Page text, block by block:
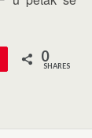
0
SHARES